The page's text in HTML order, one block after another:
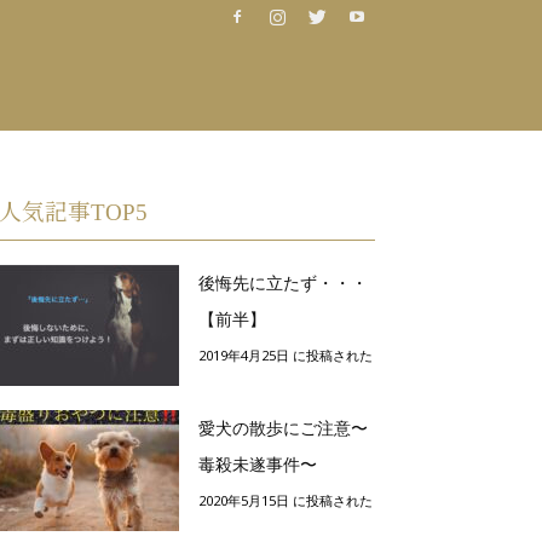
人気記事TOP5
後悔先に立たず・・・
【前半】
2019年4月25日 に投稿された
愛犬の散歩にご注意〜
毒殺未遂事件〜
2020年5月15日 に投稿された